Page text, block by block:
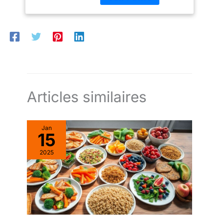
pour servir du café glacé
en été ou des boissons
sont le choix idéal.
【Élégance stylée】 Nos
tasses en verre avec
pailles et couvercles
allient élégance et style
contemporain. Le verre
transparent vous permet
d'admirer la couleur et
les couches de votre
boisson, ce qui rend
Articles similaires
Jan
15
2025